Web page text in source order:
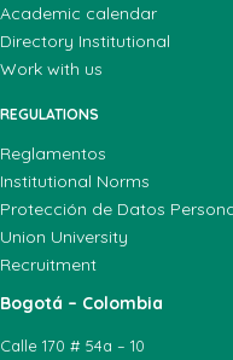
Academic calendar
Directory Institutional
Work with us
REGULATIONS
Reglamentos
Institutional Norms
Protección de Datos
Union University
Recruitment
Bogotá – Colombia
Calle 170 # 54a – 10